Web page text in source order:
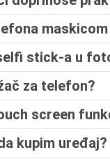
stick-a u
za telefon?
screen
kupim uređaj?